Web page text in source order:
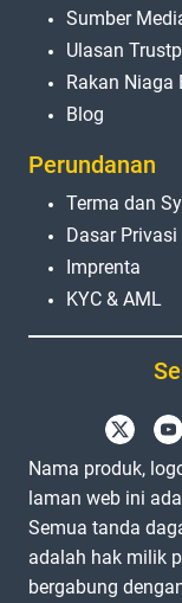
Sumber
Ulasan
Rakan Niaga
Blog
Perundanan
Terma dan
Dasar Privasi
Imprenta
KYC & AML
Nama produk,
laman web ini
Semua tanda
adalah hak milik
bergabung